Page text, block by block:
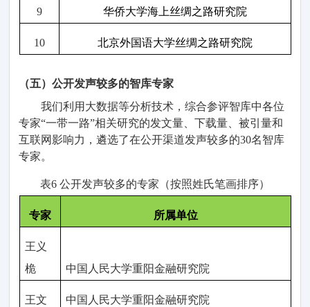
9 华侨大学海上丝绸之路研究院
10 北京外国语大学丝绸之路研究院
（五）公开发声较多的智库专家
我们利用大数据等分析技术，综合参评智库中各位
专家“一带一路”相关研究的发文量、下载量、被引量和
互联网影响力，遴选了在公开渠道发声较多的30名智库
专家。
表6 公开发声较多的专家（按照姓氏笔画排序）
专家 所属单位
王义
桅
中国人民大学重阳金融研究院
王文 中国人民大学重阳金融研究院